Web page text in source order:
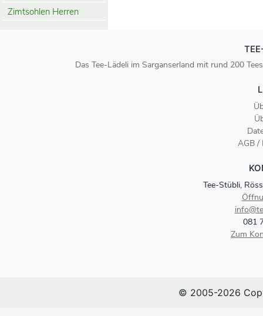
Zimtsohlen Herren
Das Tee-Lädeli im Sarganserland mit rund 200
AGB /
Tee-Stübli,
081
Zum
© 2005-2026